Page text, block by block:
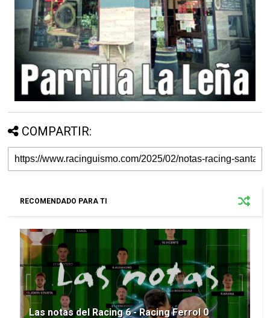
COMPARTIR:
RECOMENDADO PARA TI
Las notas del Racing 6 - Racing Ferrol 0